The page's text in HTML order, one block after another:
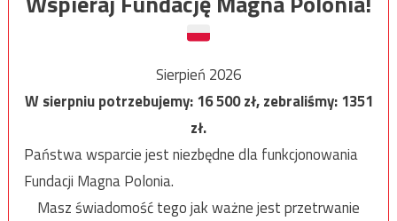
Sierpień 2026
W sierpniu potrzebujemy:16 500zł, zebraliśmy:1351
zł.
Państwa wsparcie jest niezbędne dla funkcjonowania
Fundacji Magna Polonia.
Masz świadomość tego jak ważne jest przetrwanie